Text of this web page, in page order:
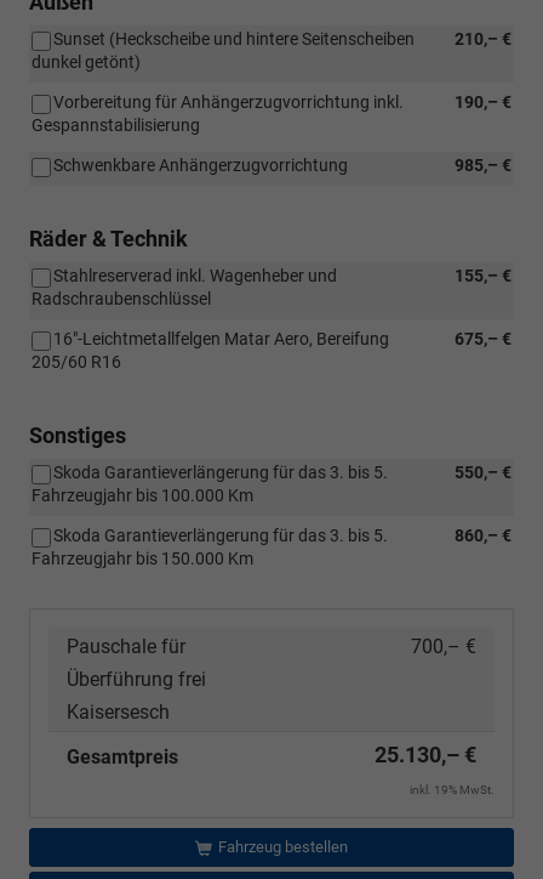
210,– €
Sunset (Heckscheibe und hintere Seitenscheiben
dunkel getönt)
190,– €
Vorbereitung für Anhängerzugvorrichtung inkl.
Gespannstabilisierung
985,– €
Schwenkbare Anhängerzugvorrichtung
Räder & Technik
155,– €
Stahlreserverad inkl. Wagenheber und
Radschraubenschlüssel
675,– €
16"-Leichtmetallfelgen Matar Aero, Bereifung
205/60 R16
Sonstiges
550,– €
Skoda Garantieverlängerung für das 3. bis 5.
Fahrzeugjahr bis 100.000 Km
860,– €
Skoda Garantieverlängerung für das 3. bis 5.
Fahrzeugjahr bis 150.000 Km
Pauschale für
Überführung frei
Kaisersesch
700,– €
Gesamtpreis 25.130,– €
inkl. 19% MwSt.
Fahrzeug bestellen